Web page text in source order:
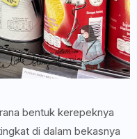
bentuk kerepeknya
di dalam bekasnya